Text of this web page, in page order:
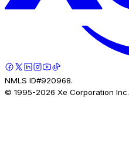
NMLS ID#920968.
© 1995-2026 Xe Corporation Inc.